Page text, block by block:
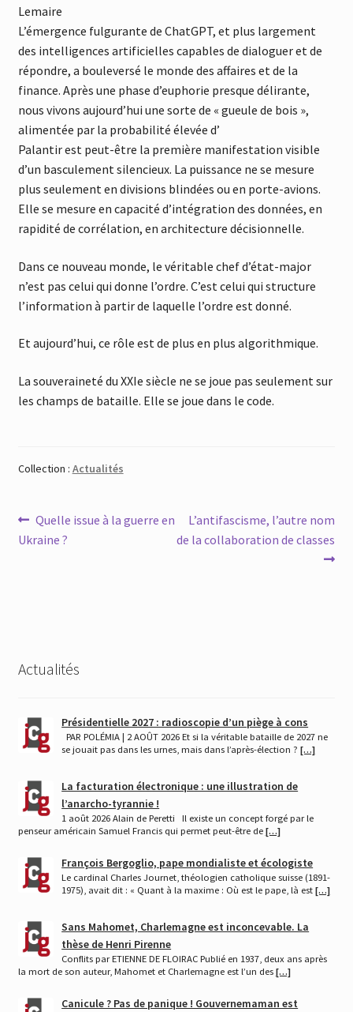
Lemaire
L’émergence fulgurante de ChatGPT, et plus largement
des intelligences artificielles capables de dialoguer et de
répondre, a bouleversé le monde des affaires et de la
finance. Après une phase d’euphorie presque délirante,
nous vivons aujourd’hui une sorte de « gueule de bois »,
alimentée par la probabilité élevée d’
Palantir est peut-être la première manifestation visible
d’un basculement silencieux. La puissance ne se mesure
plus seulement en divisions blindées ou en porte-avions.
Elle se mesure en capacité d’intégration des données, en
rapidité de corrélation, en architecture décisionnelle.
Dans ce nouveau monde, le véritable chef d’état-major
n’est pas celui qui donne l’ordre. C’est celui qui structure
l’information à partir de laquelle l’ordre est donné.
Et aujourd’hui, ce rôle est de plus en plus algorithmique.
La souveraineté du XXIe siècle ne se joue pas seulement sur
les champs de bataille. Elle se joue dans le code.
Collection : Actualités
Navigation
de
Article
précédent :
Quelle issue à la guerre en
Ukraine ?
Article
suivant :
L’antifascisme, l’autre nom
de la collaboration de classes
Actualités
Présidentielle 2027 : radioscopie d’un piège à cons
PAR POLÉMIA | 2 AOÛT 2026 Et si la véritable bataille de 2027 ne
se jouait pas dans les urnes, mais dans l’après-élection ?[…]
La facturation électronique : une illustration de
l’anarcho-tyrannie !
1 août 2026 Alain de Peretti Il existe un concept forgé par le
penseur américain Samuel Francis qui permet peut-être de […]
François Bergoglio, pape mondialiste et écologiste
Le cardinal Charles Journet, théologien catholique suisse (1891-
1975), avait dit : « Quant à la maxime : Où est le pape, là est[…]
Sans Mahomet, Charlemagne est inconcevable. La
thèse de Henri Pirenne
Conflits par ETIENNE DE FLOIRAC Publié en 1937, deux ans après
la mort de son auteur, Mahomet et Charlemagne est l’un des […]
Canicule ? Pas de panique ! Gouvernemaman est